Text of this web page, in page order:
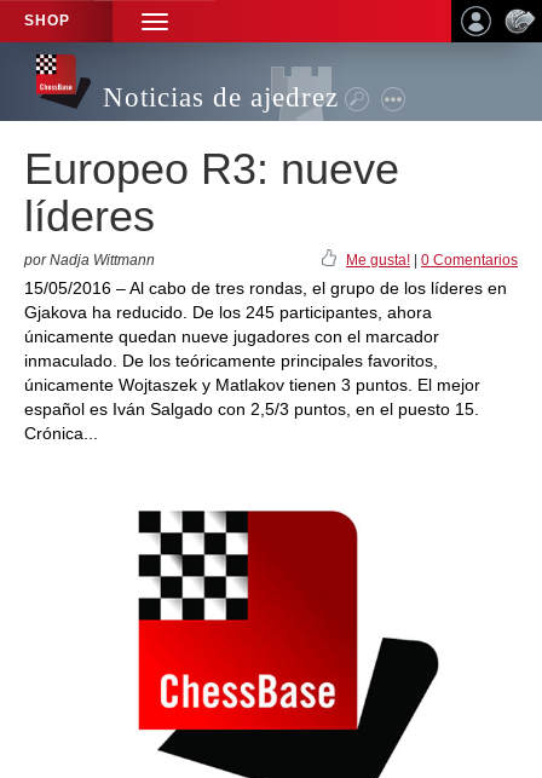
SHOP
TOGGLE
NAVIGATION
Noticias de ajedrez
Europeo R3: nueve
líderes
por Nadja Wittmann Me gusta! 0 Comentarios
15/05/2016 – Al cabo de tres rondas, el grupo de los líderes en
Gjakova ha reducido. De los 245 participantes, ahora
únicamente quedan nueve jugadores con el marcador
inmaculado. De los teóricamente principales favoritos,
únicamente Wojtaszek y Matlakov tienen 3 puntos. El mejor
español es Iván Salgado con 2,5/3 puntos, en el puesto 15.
Crónica...